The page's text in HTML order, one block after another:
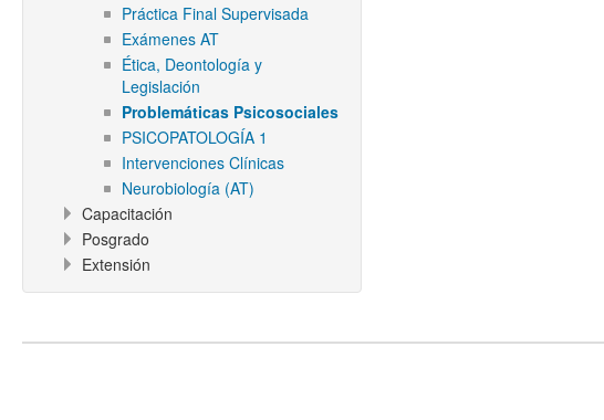
Práctica Final Supervisada
Exámenes AT
Ética, Deontología y
Legislación
Problemáticas Psicosociales
PSICOPATOLOGÍA 1
Intervenciones Clínicas
Neurobiología (AT)
Capacitación
Posgrado
Extensión